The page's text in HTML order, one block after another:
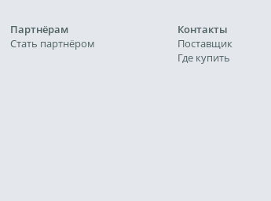
Партнёрам
Стать партнёром
Контакты
Поставщик
Где купить